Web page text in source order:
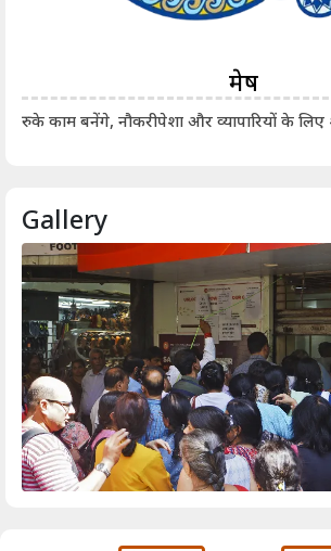
मेष
रुके काम बनेंगे, नौकरीपेशा और व्यापारियों के
Gallery